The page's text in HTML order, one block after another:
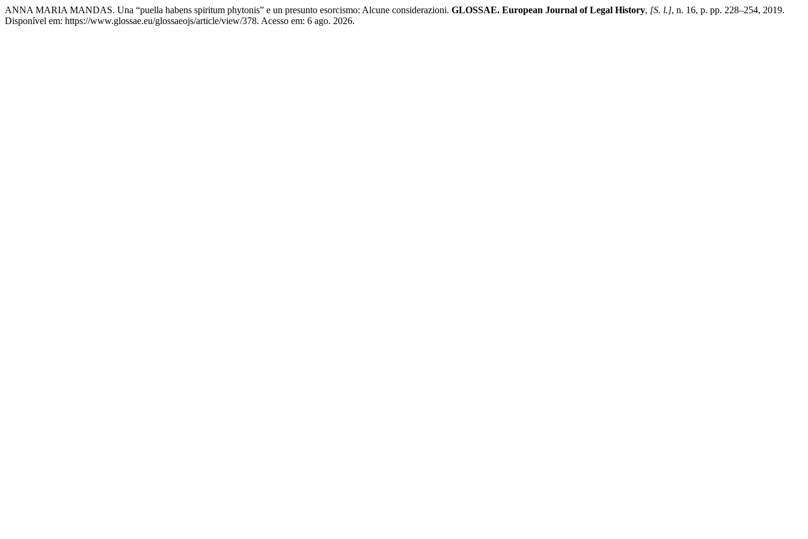
ANNA MARIA MANDAS. Una “puella habens spiritum phytonis” e un presunto esorcismo: Alcune considerazioni. GLOSSAE. European Journal of Legal History, [S. l.], n. 16, p. pp. 228–254, 2019.
Disponível em: https://www.glossae.eu/glossaeojs/article/view/378. Acesso em: 6 ago. 2026.